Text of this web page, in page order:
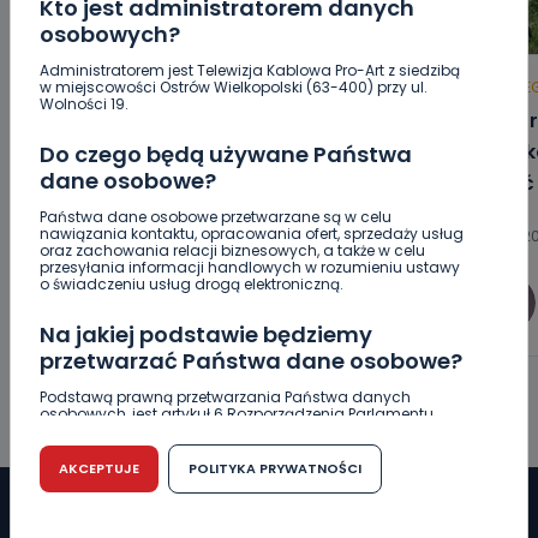
Kto jest administratorem danych
osobowych?
Administratorem jest Telewizja Kablowa Pro-Art z siedzibą
w miejscowości Ostrów Wielkopolski (63-400) przy ul.
Wolności 19.
Do czego będą używane Państwa
dane osobowe?
Państwa dane osobowe przetwarzane są w celu
nawiązania kontaktu, opracowania ofert, sprzedaży usług
oraz zachowania relacji biznesowych, a także w celu
przesyłania informacji handlowych w rozumieniu ustawy
o świadczeniu usług drogą elektroniczną.
Na jakiej podstawie będziemy
przetwarzać Państwa dane osobowe?
Podstawą prawną przetwarzania Państwa danych
osobowych, jest artykuł 6 Rozporządzenia Parlamentu
r. w sprawie ochrony osób fizycznych w związku z
przetwarzaniem danych osobowych w sprawie
swobodnego przepływu takich danych oraz uchylenia
dyrektywy 95/46/WE (RODO).
AKCEPTUJE POLITYKA PRYWATNOŚCI
HOT REGION WIADOMOŚCI
Kowalska. „Odyseja Antonińska”
dzień drugi [FOTO]
07.08.2026 20:56